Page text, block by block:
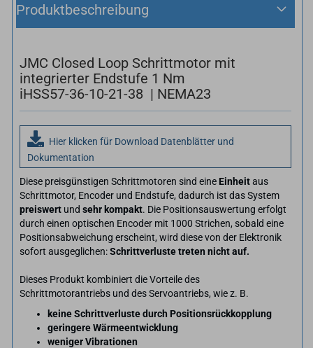
Produktbeschreibung
JMC Closed Loop Schrittmotor mit
integrierter Endstufe 1 Nm
iHSS57-36-10-21-38 | NEMA23
Hier klicken für Download Datenblätter und
Dokumentation
Diese preisgünstigen Schrittmotoren sind eine Einheitaus
Schrittmotor, Encoder und Endstufe, dadurch ist das System
preiswert und sehr kompakt. Die Positionsauswertung erfolgt
durch einen optischen Encoder mit 1000 Strichen, sobald eine
Positionsabweichung erscheint, wird diese von der Elektronik
sofort ausgeglichen:Schrittverluste treten nicht auf.
Dieses Produkt kombiniert die Vorteile des
Schrittmotorantriebs und des Servoantriebs, wie z. B.
keine Schrittverluste durch Positionsrückkopplung
geringere Wärmeentwicklung
weniger Vibrationen